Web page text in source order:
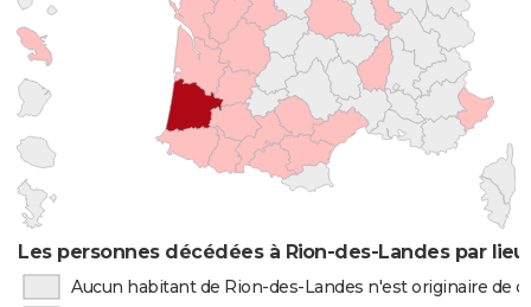
Les personnes décédées à Rion-des-Landes par
Aucun habitant de Rion-des-Landes n'est originaire de